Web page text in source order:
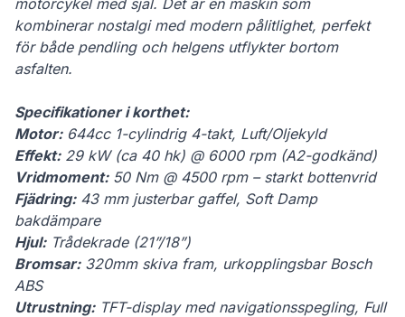
motorcykel med själ. Det är en maskin som
kombinerar nostalgi med modern pålitlighet, perfekt
för både pendling och helgens utflykter bortom
asfalten.
Specifikationer i korthet:
Motor:644cc 1-cylindrig 4-takt, Luft/Oljekyld
Effekt:29 kW (ca 40 hk) @ 6000 rpm (A2-godkänd)
Vridmoment:50 Nm @ 4500 rpm – starkt bottenvrid
Fjädring:43 mm justerbar gaffel, Soft Damp
bakdämpare
Hjul:Trådekrade (21”/18”)
Bromsar:320mm skiva fram, urkopplingsbar Bosch
ABS
Utrustning:TFT-display med navigationsspegling, Full